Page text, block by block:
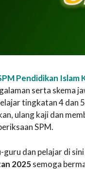
Pendidikan Islam
serta skema
tingkatan 4 dan
ulang kaji dan
SPM.
guru dan pelajar di
2025semoga